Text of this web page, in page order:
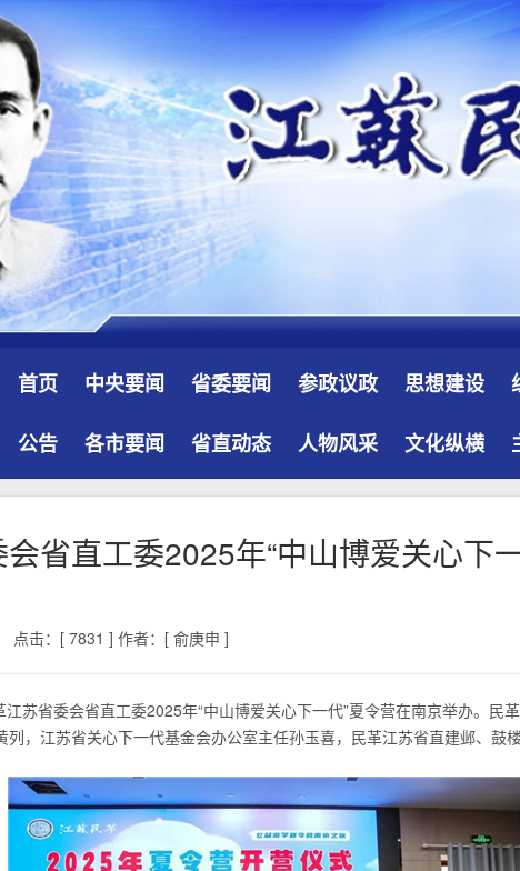
首页 中央要闻 省委要闻 参政议政 思想建设
公告 各市要闻 省直动态 人物风采 文化纵横
省直工委2025年“中山博爱关心下
点击：[ 7831 ] 作者：[ 俞庚申 ]
苏省委会省直工委2025年“中山博爱关心下一代”夏令营在南京举办。民
列，江苏省关心下一代基金会办公室主任孙玉喜，民革江苏省直建邺、鼓